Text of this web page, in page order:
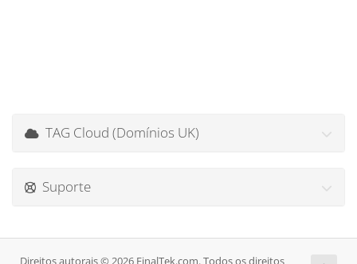
TAG Cloud (Domínios UK)
Suporte
Direitos autorais © 2026 FinalTek.com. Todos os direitos